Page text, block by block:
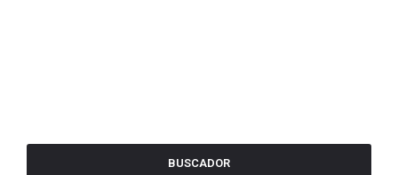
BUSCADOR